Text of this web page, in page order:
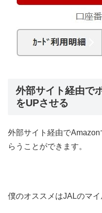
外部サイト経由で
をUPさせる
外部サイト経由で
らうことができます。
僕のオススメはJALのマイ